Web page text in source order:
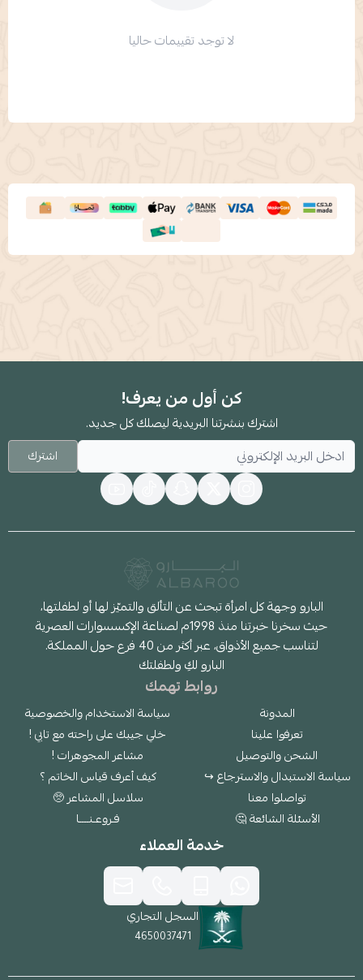
لا توجد تقييمات حاليا
كن أول من يعرف!
اشترك بنشرتنا البريدية ليصلك كل جديد.
اشترك
البارو وجهة كل امرأة تبحث عن التألق والتميّز لها أو لطفلتها،
حيث سخرنا خبرتنا منذ 1998م لصناعة الإكسسوارات العصرية
لتناسب جميع الأذواق، عبر أكثر من 40 فرع حول المملكة.
البارو لكِ ولطفلتك
روابط تهمك
المدونة
تعرفوا علينا
الشحن والتوصيل
سياسة الاستبدال والاسترجاع ↪
تواصلوا معنا
الأسئلة الشائعة 🤔
سياسة الاستخدام والخصوصية
خلي جيبك على راحته مع تابي !
مشاعر المجوهرات !
كيف أعرف قياس الخاتم ؟
سلاسل المشاعر 🥺
فـروعـنــــا
خدمة العملاء
السجل التجاري
4650037471